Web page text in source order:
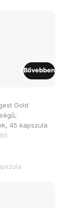
Gold
45 kapszula
Bővebben